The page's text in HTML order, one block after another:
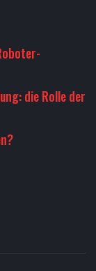
die Rolle der